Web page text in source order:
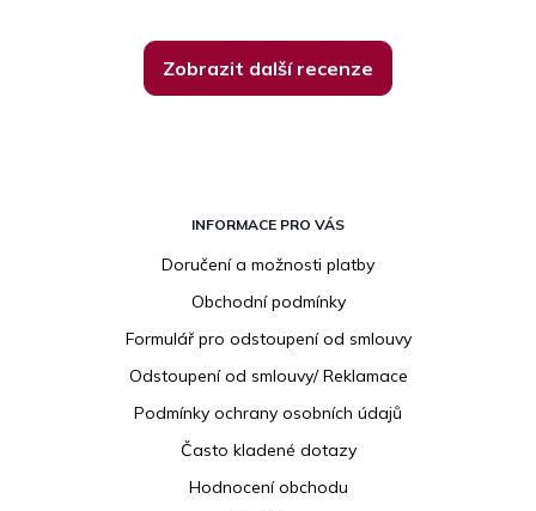
Zobrazit další recenze
INFORMACE PRO VÁS
Doručení a možnosti platby
Obchodní podmínky
Formulář pro odstoupení od smlouvy
Odstoupení od smlouvy/ Reklamace
Podmínky ochrany osobních údajů
Často kladené dotazy
Hodnocení obchodu